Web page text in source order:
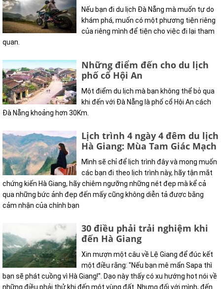
Nếu bạn đi du lịch Đà Nẵng mà muốn tự do
khám phá, muốn có một phương tiện riêng
của riêng mình để tiện cho việc đi lại tham
quan.
Những điểm đến cho du lịch
phố cổ Hội An
Một điểm du lịch mà bạn không thể bỏ qua
khi đến với Đà Nẵng là phố cổ Hội An cách
Đà Nẵng khoảng hơn 30Km.
Lịch trình 4 ngày 4 đêm du lịch
Hà Giang: Mùa Tam Giác Mạch
Mình sẽ chỉ để lịch trình đây và mong muốn
các bạn đi theo lịch trình này, hãy tận mắt
chứng kiến Hà Giang, hãy chiêm ngưỡng những nét đẹp mà kể cả
qua những bức ảnh đẹp đến mấy cũng không diễn tả được bằng
cảm nhận của chính bạn
30 điều phải trải nghiệm khi
đến Hà Giang
Xin mượn một câu về Lệ Giang để đúc kết
một điều rằng: "Nếu bạn mê mẩn Sapa thì
bạn sẽ phát cuồng vì Hà Giang!". Dạo này thấy có xu hướng hot nói về
những điều phải thử khi đến một vùng đất. Nhưng đối với mình, đến